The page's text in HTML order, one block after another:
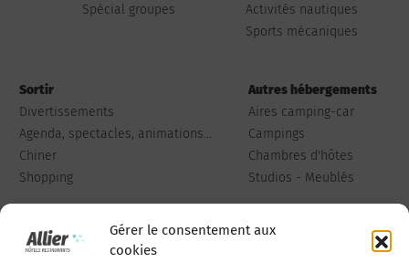
Gérer le consentement aux
cookies
Spécial groupes
Activités nautiques
Sports mécaniques
Sortir
Divertissements
Agenda, spectacles, animations...
Chiner
Shopping
Autres hébergements
Aires camping-car
Campings
Chambres d'hôtes
Studios - Meublés